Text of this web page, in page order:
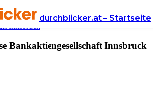
durchblicker.at – Startseite
Tiroler Sparkasse
Bankaktiengesellschaft Innsbruck